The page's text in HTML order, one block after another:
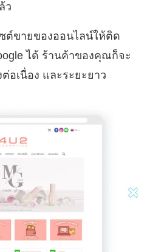
ว
ซต์ขายของออนไลน์ให้ติด
ได้ ร้านค้าของคุณก็จะ
อเนื่อง และระยะยาว